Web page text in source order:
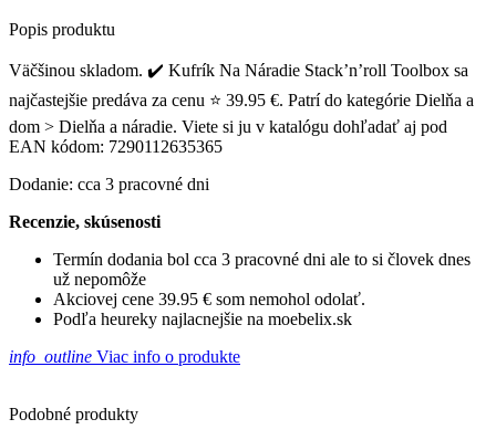
Popis produktu
Väčšinou skladom. ✔️ Kufrík Na Náradie Stack’n’roll Toolbox sa
najčastejšie predáva za cenu ⭐ 39.95 €. Patrí do kategórie Dielňa a
dom > Dielňa a náradie. Viete si ju v katalógu dohľadať aj pod
EAN kódom: 7290112635365
Dodanie: cca 3 pracovné dni
Recenzie, skúsenosti
Termín dodania bol cca 3 pracovné dni ale to si človek dnes
už nepomôže
Akciovej cene 39.95 € som nemohol odolať.
Podľa heureky najlacnejšie na moebelix.sk
info_outline Viac info o produkte
Podobné produkty